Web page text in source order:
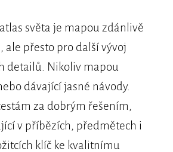
atlas světa je mapou zdánlivě
ale přesto pro další vývoj
detailů. Nikoliv mapou
dávající jasné návody.
za dobrým řešením,
v příbězích, předmětech i
klíč ke kvalitnímu